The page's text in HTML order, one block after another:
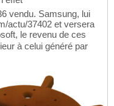
vendu. Samsung, lui
actu/37402 et versera
le revenu de ces
à celui généré par